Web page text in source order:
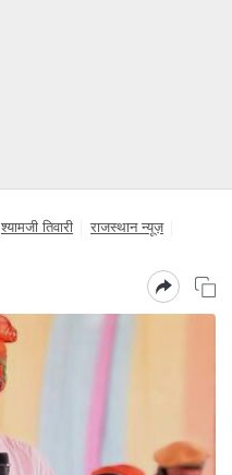
श्यामजी तिवारी
राजस्थान न्यूज़